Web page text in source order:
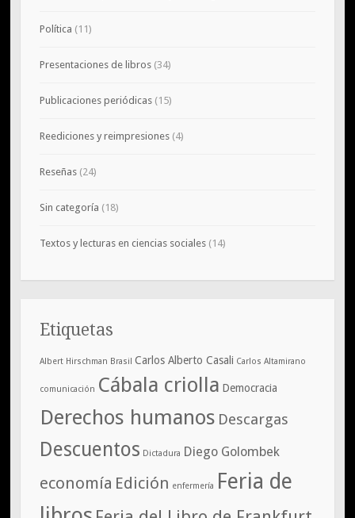
Política (11)
Presentaciones de libros(34)
Publicaciones periódicas(15)
Reediciones y reimpresiones(4)
Reseñas(24)
Sin categoría (18)
Textos y lecturas en ciencias sociales(14)
Etiquetas
Albert Hirschman Brasil Carlos Alberto Casali Carlos Altamirano
comunicación Cábala criolla Democracia
Derechos humanos Descargas
Descuentos Dictadura Diego Golombek
economía Edición enfermería Feria de